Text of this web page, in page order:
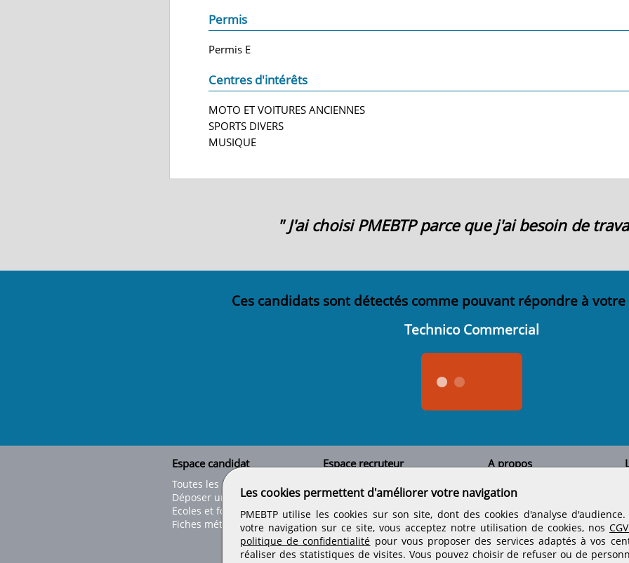
Permis
Permis E
Centres d'intérêts
MOTO ET VOITURES ANCIENNES
SPORTS DIVERS
MUSIQUE
" J'ai choisi PMEBTP parce que j'ai besoin de
Ces candidats sont détectés comme pouvant répondre à
Technico Commercial
Espace candidat
Toutes les offres
Déposer un CV
Ecoles et formations
Fiches métiers
Espace recruteur
Tous les candidats
Déposer une annonce
Déposer une offre de stage
Nos tarifs
A propos
Contactez-nous
Nos partenaires
Informations légales
Conditions générales
Rejoignez nos équipes
Les cookies permettent d'améliorer votre navigation
PMEBTP utilise les cookies sur son site, dont des cookies d'analyse
votre navigation sur ce site, vous acceptez notre utilisation de cookies, nos
politique de confidentialité pour vous proposer des services adaptés à vos
réaliser des statistiques de visites. Vous pouvez choisir de refuser ou de